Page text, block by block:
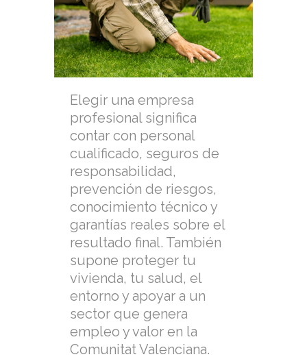
Elegir una empresa
profesional significa
contar con personal
cualificado, seguros de
responsabilidad,
prevención de riesgos,
conocimiento técnico y
garantías reales sobre el
resultado final. También
supone proteger tu
vivienda, tu salud, el
entorno y apoyar a un
sector que genera
empleo y valor en la
Comunitat Valenciana.